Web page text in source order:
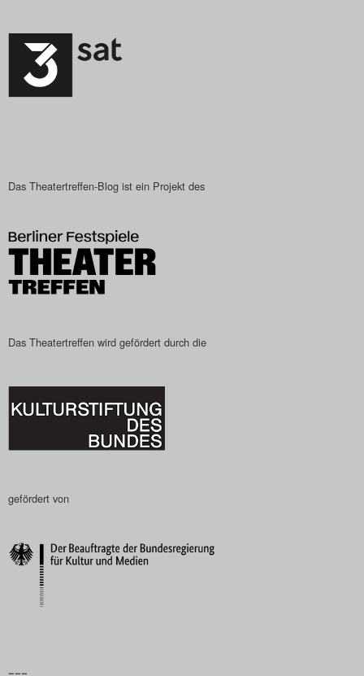
Das Theatertreffen-Blog
Das Theatertreffen-Blog
Impressum
Nutzungsbedingungen
Search
Das Theatertreffen-Blog ist ein Projekt des
Das Theatertreffen wird gefördert durch die
gefördert von
–––